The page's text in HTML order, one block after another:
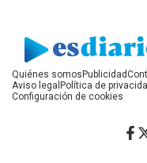
Quiénes somos Publicidad
Aviso legal Política de
Configuración de cookies